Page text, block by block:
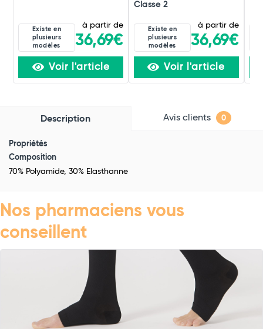
Existe en
plusieurs
modèles
à partir de
36,69€
Voir l'article
Classe 2
Existe en
plusieurs
modèles
à partir de
36,69€
Voir l'article
Description Avis clients 0
Propriétés
Composition
70% Polyamide, 30% Elasthanne
Nos pharmaciens vous
conseillent